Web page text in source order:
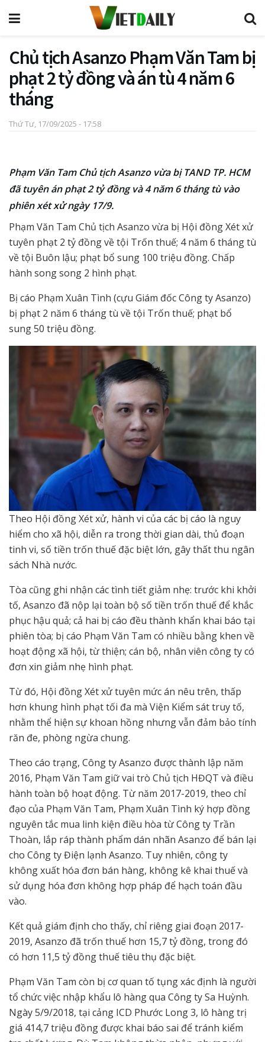
Chủ tịch Asanzo Phạm Văn Tam bị
phạt 2 tỷ đồng và án tù 4 năm 6
tháng
Thứ Tư, 17/09/2025 - 17:58
Phạm Văn Tam Chủ tịch Asanzo vừa bị TAND TP. HCM
đã tuyên án phạt 2 tỷ đồng và 4 năm 6 tháng tù vào
phiên xét xử ngày 17/9.
Phạm Văn Tam Chủ tịch Asanzo vừa bị Hội đồng Xét xử
tuyên phạt 2 tỷ đồng về tội Trốn thuế; 4 năm 6 tháng tù
về tội Buôn lậu; phạt bổ sung 100 triệu đồng. Chấp
hành song song 2 hình phạt.
Bị cáo Phạm Xuân Tình (cựu Giám đốc Công ty Asanzo)
bị phạt 2 năm 6 tháng tù về tội Trốn thuế; phạt bổ
sung 50 triệu đồng.
Theo Hội đồng Xét xử, hành vi của các bị cáo là nguy
hiểm cho xã hội, diễn ra trong thời gian dài, thủ đoạn
tinh vi, số tiền trốn thuế đặc biệt lớn, gây thất thu ngân
sách Nhà nước.
Tòa cũng ghi nhận các tình tiết giảm nhẹ: trước khi khởi
tố, Asanzo đã nộp lại toàn bộ số tiền trốn thuế để khắc
phục hậu quả; cả hai bị cáo đều thành khẩn khai báo tại
phiên tòa; bị cáo Phạm Văn Tam có nhiều bằng khen về
hoạt động xã hội, từ thiện; cán bộ, nhân viên công ty có
đơn xin giảm nhẹ hình phạt.
Từ đó, Hội đồng Xét xử tuyên mức án nêu trên, thấp
hơn khung hình phạt tối đa mà Viện Kiểm sát truy tố,
nhằm thể hiện sự khoan hồng nhưng vẫn đảm bảo tính
răn đe, phòng ngừa chung.
Theo cáo trạng, Công ty Asanzo được thành lập năm
2016, Phạm Văn Tam giữ vai trò Chủ tịch HĐQT và điều
hành toàn bộ hoạt động. Từ năm 2017-2019, theo chỉ
đạo của Phạm Văn Tam, Phạm Xuân Tình ký hợp đồng
nguyên tắc mua linh kiện điều hòa từ Công ty Trần
Thoàn, lắp ráp thành phẩm dán nhãn Asanzo để bán lại
cho Công ty Điện lạnh Asanzo. Tuy nhiên, công ty
không xuất hóa đơn bán hàng, không kê khai thuế và
sử dụng hóa đơn không hợp pháp để hạch toán đầu
vào.
Kết quả giám định cho thấy, chỉ riêng giai đoạn 2017-
2019, Asanzo đã trốn thuế hơn 15,7 tỷ đồng, trong đó
có hơn 11,5 tỷ đồng thuế tiêu thụ đặc biệt.
Phạm Văn Tam còn bị cơ quan tố tụng xác định là người
tổ chức việc nhập khẩu lô hàng qua Công ty Sa Huỳnh.
Ngày 5/9/2018, tại cảng ICD Phước Long 3, lô hàng trị
giá 414,7 triệu đồng được khai báo sai để tránh kiểm